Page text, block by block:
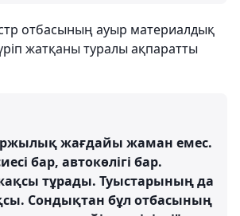
отбасының ауыр материалдық
жатқаны туралы ақпаратты
жағдайы жаман емес.
бар, автокөлігі бар.
тұрады. Туыстарының да
Сондықтан бұл отбасының